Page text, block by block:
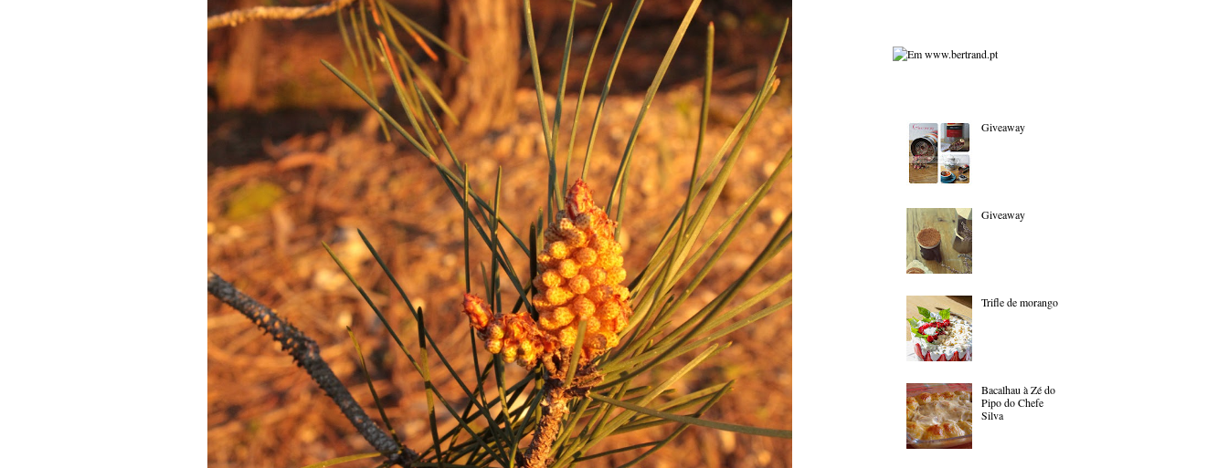
Giveaway
Giveaway
Trifle de morango
Bacalhau à Zé do
Pipo do Chefe
Silva